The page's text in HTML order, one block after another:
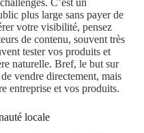
C’est un
plus large sans payer de
votre visibilité, pensez
de contenu, souvent très
tester vos produits et
naturelle. Bref, le but sur
vendre directement, mais
entreprise et vos produits.
locale